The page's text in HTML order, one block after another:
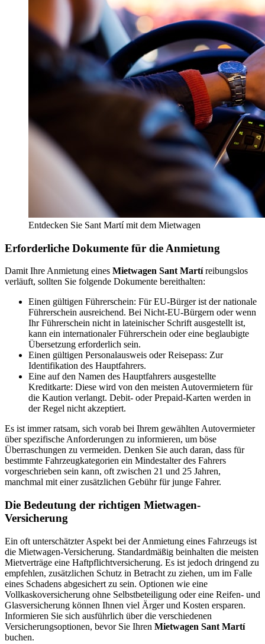
Entdecken Sie Sant Martí mit dem Mietwagen
Erforderliche Dokumente für die Anmietung
Damit Ihre Anmietung eines Mietwagen Sant Martíreibungslos
verläuft, sollten Sie folgende Dokumente bereithalten:
Einen gültigen Führerschein: Für EU-Bürger ist der nationale
Führerschein ausreichend. Bei Nicht-EU-Bürgern oder wenn
Ihr Führerschein nicht in lateinischer Schrift ausgestellt ist,
kann ein internationaler Führerschein oder eine beglaubigte
Übersetzung erforderlich sein.
Einen gültigen Personalausweis oder Reisepass: Zur
Identifikation des Hauptfahrers.
Eine auf den Namen des Hauptfahrers ausgestellte
Kreditkarte: Diese wird von den meisten Autovermietern für
die Kaution verlangt. Debit- oder Prepaid-Karten werden in
der Regel nicht akzeptiert.
Es ist immer ratsam, sich vorab bei Ihrem gewählten Autovermieter
über spezifische Anforderungen zu informieren, um böse
Überraschungen zu vermeiden. Denken Sie auch daran, dass für
bestimmte Fahrzeugkategorien ein Mindestalter des Fahrers
vorgeschrieben sein kann, oft zwischen 21 und 25 Jahren,
manchmal mit einer zusätzlichen Gebühr für junge Fahrer.
Die Bedeutung der richtigen Mietwagen-
Versicherung
Ein oft unterschätzter Aspekt bei der Anmietung eines Fahrzeugs ist
die Mietwagen-Versicherung. Standardmäßig beinhalten die meisten
Mietverträge eine Haftpflichtversicherung. Es ist jedoch dringend zu
empfehlen, zusätzlichen Schutz in Betracht zu ziehen, um im Falle
eines Schadens abgesichert zu sein. Optionen wie eine
Vollkaskoversicherung ohne Selbstbeteiligung oder eine Reifen- und
Glasversicherung können Ihnen viel Ärger und Kosten ersparen.
Informieren Sie sich ausführlich über die verschiedenen
Versicherungsoptionen, bevor Sie Ihren Mietwagen Sant Martí
buchen.